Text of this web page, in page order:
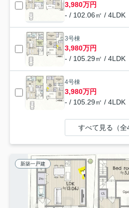
3,980万円
- / 102.06㎡ / 4LDK
3号棟
3,980万円
- / 105.29㎡ / 4LDK
4号棟
3,980万円
- / 105.29㎡ / 4LDK
すべて見る（全
新築一戸建